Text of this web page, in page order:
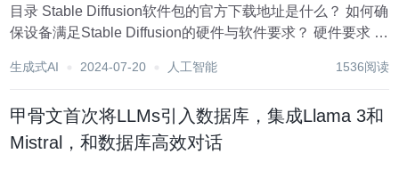
目录 Stable Diffusion软件包的官方下载地址是什么？ 如何确
保设备满足Stable Diffusion的硬件与软件要求？ 硬件要求 软
有哪些？ 如何选择适...
生成式AI 2024-07-20 人工智能 1536阅读
甲骨文首次将LLMs引入数据库，集成Llama 3和
Mistral，和数据库高效对话